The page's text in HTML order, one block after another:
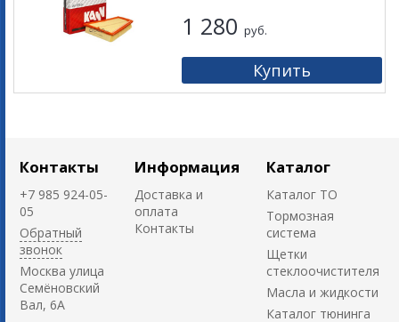
1 280 руб.
Контакты
+7 985 924-05-
05
Обратный
звонок
Москва улица
Семёновский
Вал, 6А
Информация
Доставка и
оплата
Контакты
Каталог
Каталог ТО
Тормозная
система
Щетки
стеклоочистителя
Масла и жидкости
Каталог тюнинга